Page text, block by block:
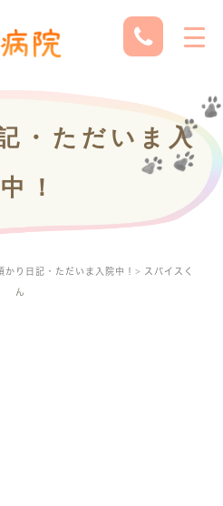
・ただいま入
！
かり日記・ただいま入院中！ スパイスく
ん